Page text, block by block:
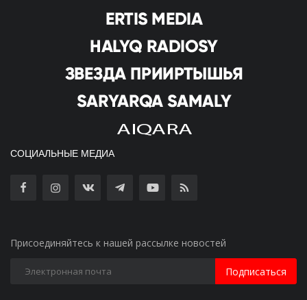
СОЦИАЛЬНЫЕ МЕДИА
Присоединяйтесь к нашей рассылке новостей
Подписаться